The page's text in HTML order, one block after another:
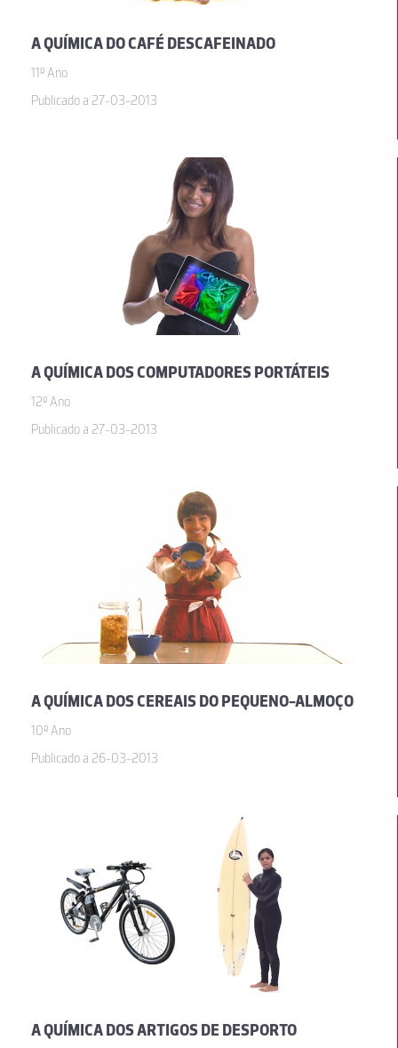
A QUÍMICA DO CAFÉ DESCAFEINADO
11º Ano
Publicado a 27-03-2013
A QUÍMICA DOS COMPUTADORES PORTÁTEIS
12º Ano
Publicado a 27-03-2013
A QUÍMICA DOS CEREAIS DO PEQUENO-ALMOÇO
10º Ano
Publicado a 26-03-2013
A QUÍMICA DOS ARTIGOS DE DESPORTO